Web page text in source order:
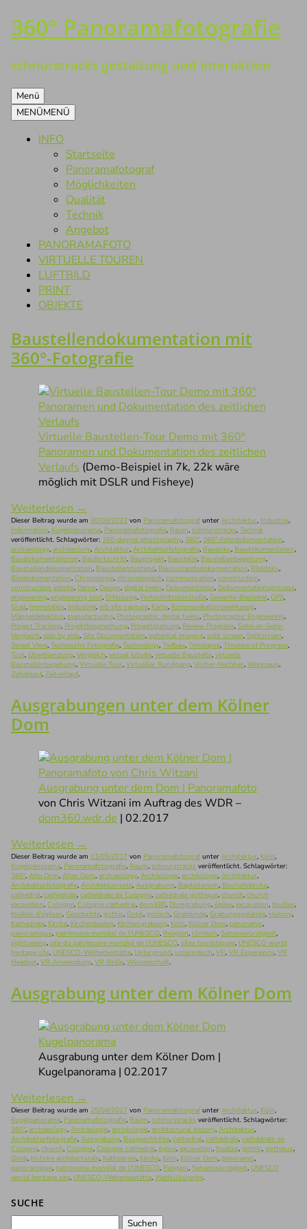
Zum
Inhalt
360° Panoramafotografie
schnurstracks gestaltung und interaktion
Menü
MENÜMENÜ
INFO
Startseite
Panoramafotograf
Möglichkeiten
Qualität
Technik
Angebot
PANORAMAFOTO
VIRTUELLE TOUREN
LUFTBILD
PRINT
OBJEKTE
Baustellendokumentation mit
360°-Fotografie
Virtuelle Baustellen-Tour Demo mit 360°
Panoramen und Dokumentation des zeitlichen
Verlaufs (Demo-Beispiel in 7k, 22k wäre
möglich mit DSLR und Fisheye)
Weiterlesen →
Dieser Beitrag wurde am 30/08/2022 von Panoramafotografunter Architektur, Industrie,
Information, Kugelpanorama, Panoramafotografie, Raum, schnurstracks, Technik
veröffentlicht. Schlagwörter: 360-degree photography, 360°, 360°-Fotodokumentation,
archaeology, architecture, Architektur, Architekturfotografie, Baudoku, Baudokumentation,
Baudokumentationen, Baufortschritt, Bauprojekt, Baustelle, Baustellenbegehung,
Baustellendokumentation, Baustellenzustand, Bauzustandsdokumentation, Bilddoku,
Bilddokumentation, Chronologie, chronologisch, communication, construction,
construction jobsite, Demo, Design, digital twins, Dokumentation, Dokumentationsprozess,
engineering, engineering tool, Erfassung, Fortschrittskontrolle, Gewerke-Bauleiter, GPS,
Grad, Immobilien, Industrie, job site capture, Karte, Kommunikationswerkzeug,
Mängeldetektion, manufacturing, Photographic digital twins, Photographic Engineering,
Project Tracking, Projektbesprechung, Projektplanung, Review Progress, Seite-an-Seite-
Vergleich, side by side, Site Documentation, spherical imaging, split screen, Splitscreen,
Street View, Technische Fotografie, Technology, Tiefbau, Timelapse, Timeline of Progress,
Tool, Überblendung, Vergleich, virtual jobsite, virtuelle Baustelle, virtuelle
Baustellenbegehung, Virtuelle Tour, Virtueller Rundgang, Vorher-Nachher, Werkzeug,
Zeitablauf, Zeitverlauf.
Ausgrabungen unter dem Kölner
Dom
Ausgrabung unter dem Dom | Panoramafoto
von Chris Witzani im Auftrag des WDR –
dom360.wdr.de | 02.2017
Weiterlesen →
Dieser Beitrag wurde am 11/05/2017 von Panoramafotografunter Architektur, Köln,
Kugelpanorama, Panoramafotografie, Raum, schnurstracks veröffentlicht. Schlagwörter:
360°, Alte Dom, Alter Dom, archaeology, Archäologie, archéologie, Architektur,
Architekturfotografie, Architekturreste, Ausgrabung, Baptisterium, Bischofskirche,
cathedral, cathédrale, cathédrale de Cologne, cathédrale gothique, church, church
excavation, Cologne, Cologne cathedral, dom360, Domgrabung, église, excavation, fouilles,
fouilles d'églises, Geschichte, gothic, Gotik, gotisch, Grabfunde, Grabungsgelände, History,
Kathedrale, Kirche, Kirchenboden, Kirchengrabung, Köln, Kölner Dom, panoramic,
panoramique, patrimoine mondial de l'UNESCO, Religion, römisch, Sehenswürdigkeit,
sightseeing, site du patrimoine mondial de l'UNESCO, sites touristiques, UNESCO world
heritage site, UNESCO-Welterbestätte, Untergrund, unterirdisch, VR, VR Experience, VR
Headset, VR-Anwendung, VR-Brille, Wissenschaft.
Ausgrabung unter dem Kölner Dom
Ausgrabung unter dem Kölner Dom |
Kugelpanorama | 02.2017
Weiterlesen →
Dieser Beitrag wurde am 25/04/2017 von Panoramafotografunter Architektur, Köln,
Kugelpanorama, Panoramafotografie, Raum, schnurstracks veröffentlicht. Schlagwörter:
360°, archaeology, Archäologie, archéologie, architectural history, Architektur,
Architekturfotografie, Ausgrabung, Baugeschichte, cathedral, cathédrale, cathédrale de
Cologne, church, Cologne, Cologne cathedral, église, excavation, fouilles, gothic, gothique,
Gotik, histoire architecturale, Kathedrale, Kirche, Köln, Kölner Dom, panoramic,
panoramique, patrimoine mondial de l'UNESCO, Religion, Sehenswürdigkeit, UNESCO
world heritage site, UNESCO-Welterbestätte, Weltkulturerbe.
SUCHE